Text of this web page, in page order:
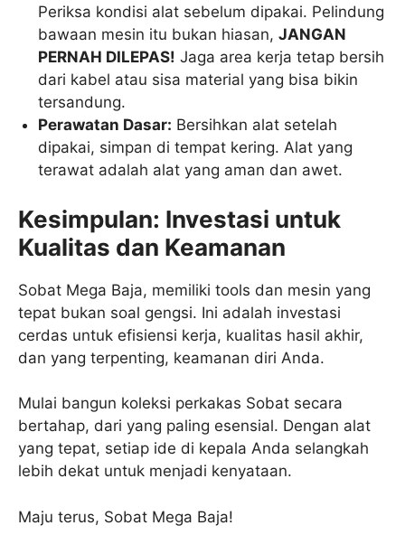
Periksa kondisi alat sebelum dipakai. Pelindung
bawaan mesin itu bukan hiasan,JANGAN
PERNAH DILEPAS! Jaga area kerja tetap bersih
dari kabel atau sisa material yang bisa bikin
tersandung.
Perawatan Dasar: Bersihkan alat setelah
dipakai, simpan di tempat kering. Alat yang
terawat adalah alat yang aman dan awet.
Kesimpulan: Investasi untuk
Kualitas dan Keamanan
Sobat Mega Baja, memiliki tools dan mesin yang
tepat bukan soal gengsi. Ini adalah investasi
cerdas untuk efisiensi kerja, kualitas hasil akhir,
dan yang terpenting, keamanan diri Anda.
Mulai bangun koleksi perkakas Sobat secara
bertahap, dari yang paling esensial. Dengan alat
yang tepat, setiap ide di kepala Anda selangkah
lebih dekat untuk menjadi kenyataan.
Maju terus, Sobat Mega Baja!